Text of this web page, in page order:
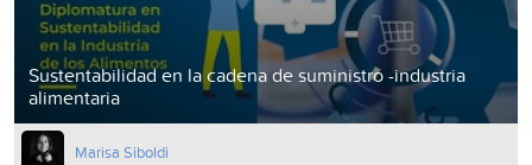
Sustentabilidad en la cadena de suministro -industria
alimentaria
Marisa Siboldi